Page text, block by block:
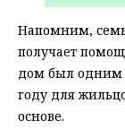
Напомним,
получает
дом был одним
году для
основе.